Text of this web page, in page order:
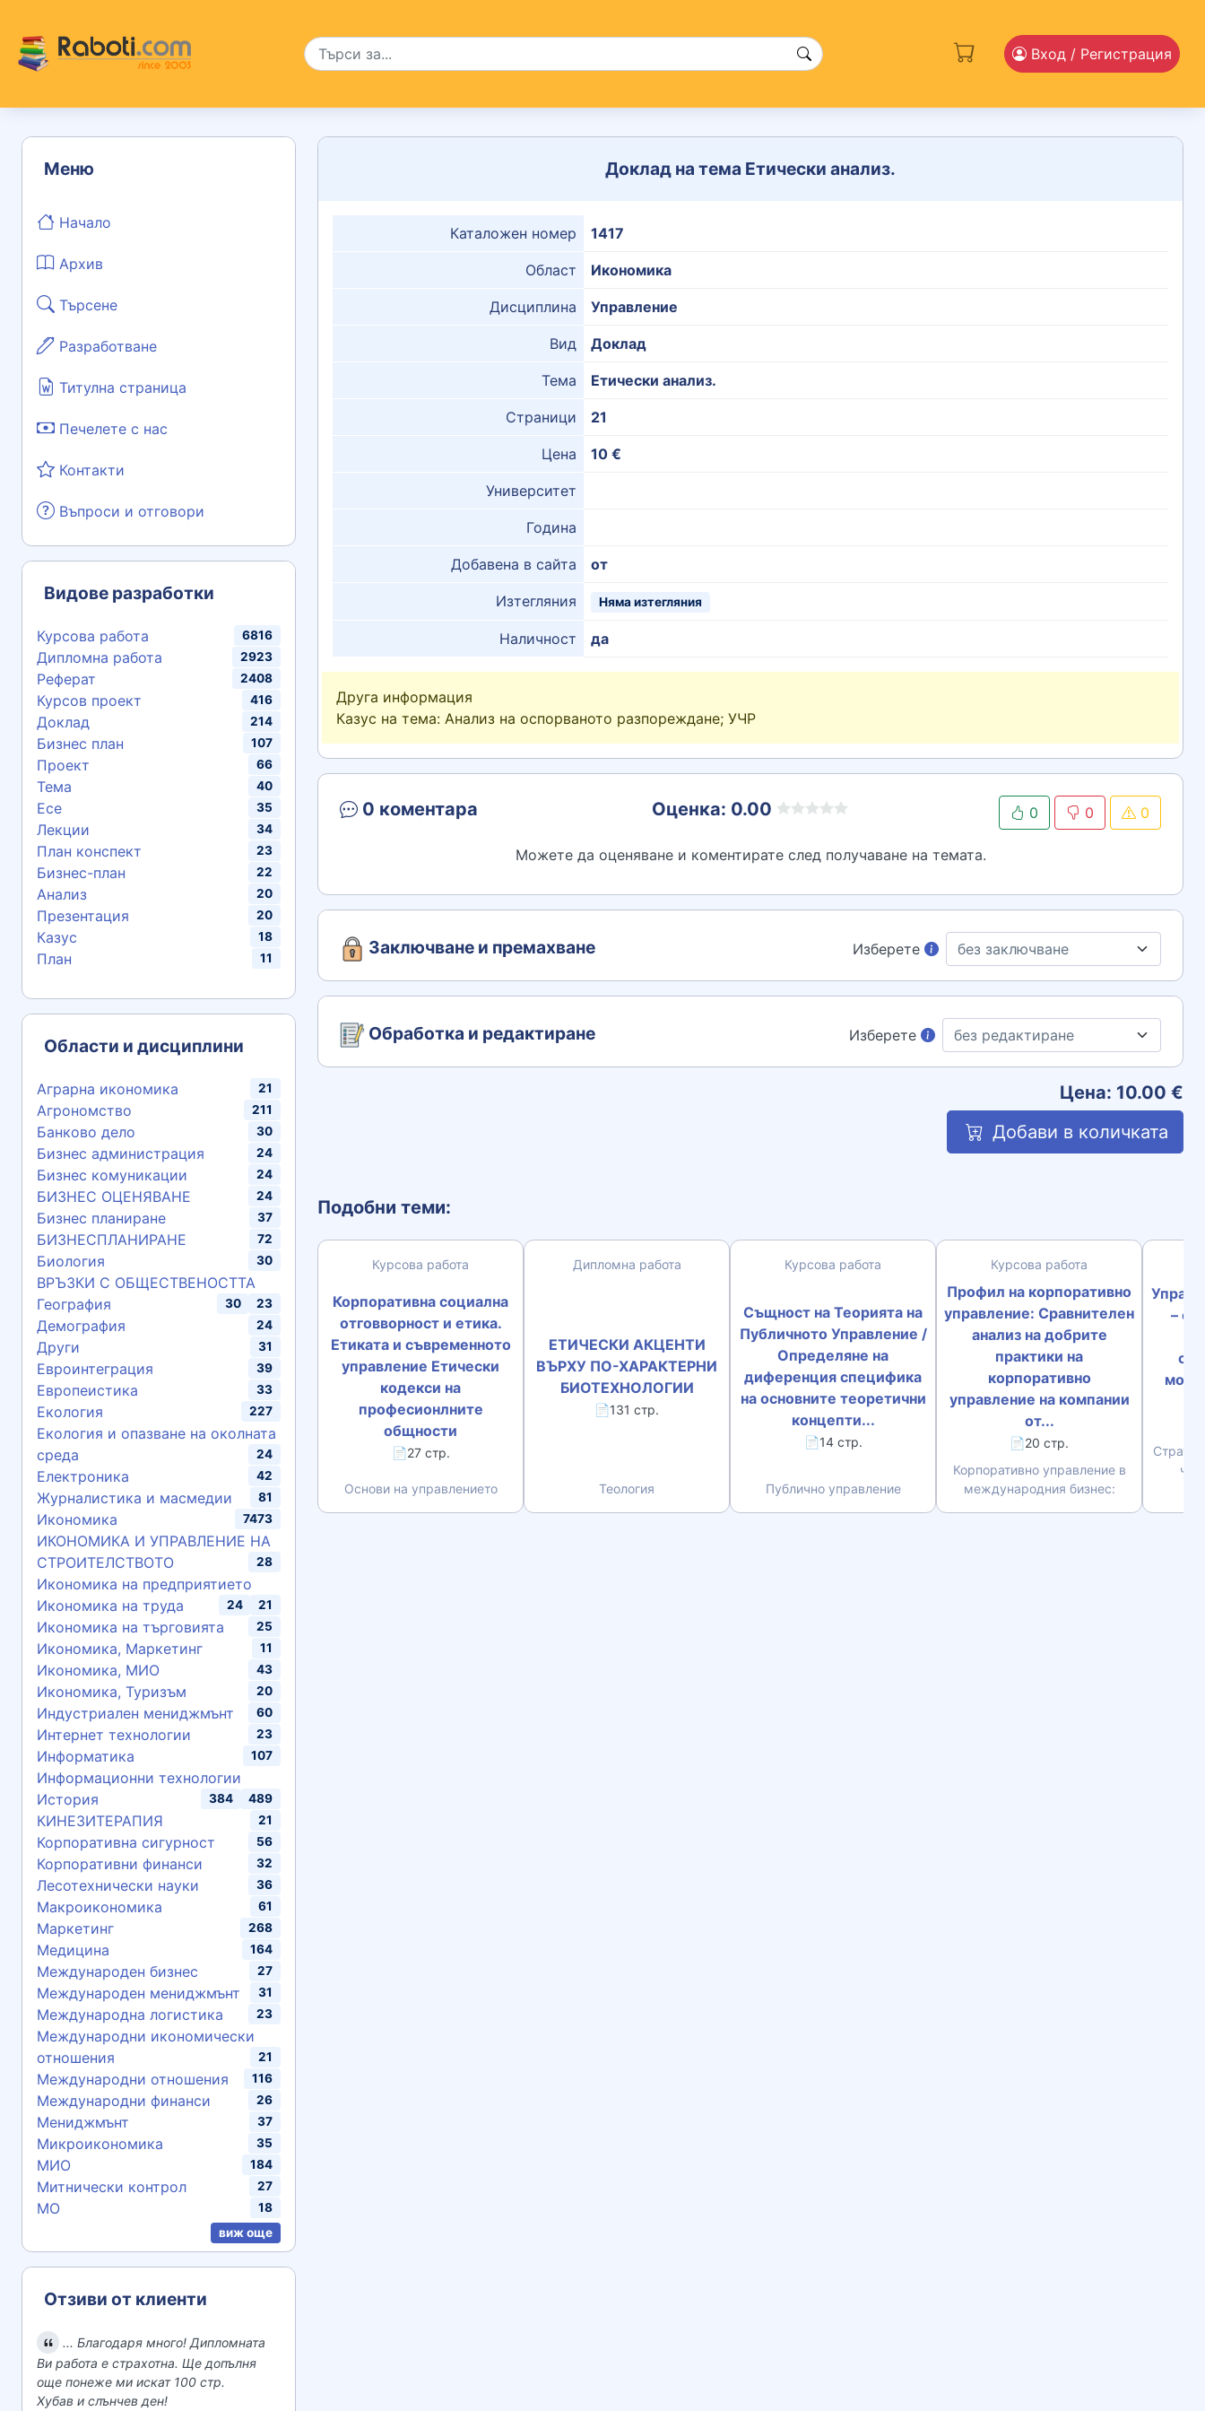
Вход / Регистрация
Меню
Начало
Архив
Търсене
Разработване
Титулна страница
Печелете с нас
Контакти
Въпроси и отговори
Видове разработки
Курсова работа 6816
Дипломна работа 2923
Реферат 2408
Курсов проект 416
Доклад 214
Бизнес план 107
Проект 66
Тема 40
Есе 35
Лекции 34
План конспект 23
Бизнес-план 22
Анализ 20
Презентация 20
Казус 18
План 11
Области и дисциплини
Аграрна икономика 21
Агрономство 211
Банково дело 30
Бизнес администрация 24
Бизнес комуникации 24
БИЗНЕС ОЦЕНЯВАНЕ 24
Бизнес планиране 37
БИЗНЕСПЛАНИРАНЕ 72
Биология 30
ВРЪЗКИ С ОБЩЕСТВЕНОСТТА
23
География 30
Демография 24
Други 31
Евроинтеграция 39
Европеистика 33
Екология 227
Екология и опазване на околната
среда
24
Електроника 42
Журналистика и масмедии 81
Икономика 7473
ИКОНОМИКА И УПРАВЛЕНИЕ НА
СТРОИТЕЛСТВОТО
28
Икономика на предприятието
21
Икономика на труда 24
Икономика на търговията 25
Икономика, Маркетинг 11
Икономика, МИО 43
Икономика, Туризъм 20
Индустриален мениджмънт 60
Интернет технологии 23
Информатика 107
Информационни технологии
489
История 384
КИНЕЗИТЕРАПИЯ 21
Корпоративна сигурност 56
Корпоративни финанси 32
Лесотехнически науки 36
Макроикономика 61
Маркетинг 268
Медицина 164
Международен бизнес 27
Международен мениджмънт 31
Международна логистика 23
Международни икономически
отношения
21
Международни отношения 116
Международни финанси 26
Мениджмънт 37
Микроикономика 35
МИО 184
Митнически контрол 27
МО
18
виж още
Отзиви от клиенти
... Благодаря много! Дипломната
Ви работа е страхотна. Ще допълня
още понеже ми искат 100 стр.
Хубав и слънчев ден!
Доклад на тема Етически анализ.
Каталожен номер 1417
Област Икономика
Дисциплина Управление
Вид Доклад
Тема Етически анализ.
Страници 21
Цена 10 €
Университет
Година
Добавена в сайта от
Изтегляния Няма изтегляния
Наличност да
Друга информация
Казус на тема: Анализ на оспорваното разпореждане; УЧР
0 коментара Оценка: 0.00 0 0 0
Можете да оценяване и коментирате след получаване на темата.
Заключване и премахване Изберете
Обработка и редактиране Изберете
Цена: 10.00 €
Добави в количката
Подобни теми:
Курсова работа
Корпоративна социална
отговворност и етика.
Етиката и съвременното
управление Етически
кодекси на
професионлните
общности
📄27 стр.
Основи на управлението
Дипломна работа
ЕТИЧЕСКИ АКЦЕНТИ
ВЪРХУ ПО-ХАРАКТЕРНИ
БИОТЕХНОЛОГИИ
📄131 стр.
Теология
Курсова работа
Същност на Теорията на
Публичното Управление /
Определяне на
диференция специфика
на основните теоретични
концепти...
📄14 стр.
Публично управление
Курсова работа
Профил на корпоративно
управление: Сравнителен
анализ на добрите
практики на
корпоративно
управление на компании
от...
📄20 стр.
Корпоративно управление в
международния бизнес:
–